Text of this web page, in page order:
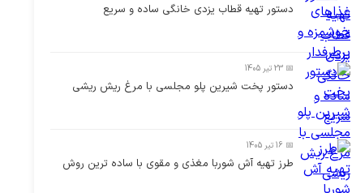
دستور تهیه قطاب یزدی خانگی ساده و سریع
📅 23 تیر 1405
دستور پخت شیرین پلو مجلسی با مرغ ریش ریشی
📅 16 تیر 1405
طرز تهیه آش شوربا مغذی و مقوی با ساده ترین روش